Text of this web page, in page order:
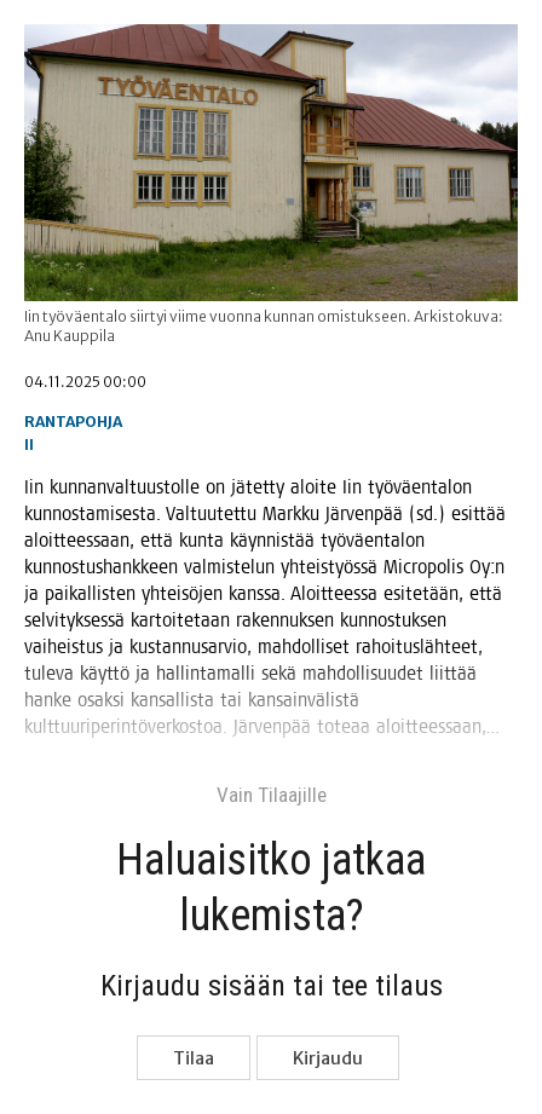
Iin työväentalo siirtyi viime vuonna kunnan omistukseen. Arkistokuva:
Anu Kauppila
04.11.2025 00:00
RANTAPOHJA
II
Iin kun­nan­val­tuus­tol­le on jätet­ty aloi­te Iin työ­väen­ta­lon
kun­nos­ta­mi­ses­ta. Val­tuu­tet­tu Mark­ku Jär­ven­pää (sd.) esit­tää
aloit­tees­saan, että kun­ta käyn­nis­tää työ­väen­ta­lon
kun­nos­tus­hank­keen val­mis­te­lun yhteis­työs­sä Mic­ro­po­lis Oy:n
ja pai­kal­lis­ten yhtei­sö­jen kans­sa. Aloit­tees­sa esi­te­tään, että
sel­vi­tyk­ses­sä kar­toi­te­taan raken­nuk­sen kun­nos­tuk­sen
vai­heis­tus ja kus­tan­nusar­vio, mah­dol­li­set rahoi­tus­läh­teet,
tule­va käyt­tö ja hal­lin­ta­mal­li sekä mah­dol­li­suu­det liit­tää
han­ke osak­si kan­sal­lis­ta tai kan­sain­vä­lis­tä
kult­tuu­ri­pe­rin­tö­ver­kos­toa. Jär­ven­pää tote­aa aloitteessaan,…
Vain Tilaa­jil­le
Haluai­sit­ko jat­kaa
lukemista?
Kir­jau­du sisään tai tee tilaus
Tilaa Kir­jau­du